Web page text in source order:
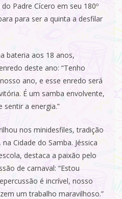
Padre Cícero em seu 180º
para ser a quinta a desfilar
bateria aos 18 anos,
deste ano: “Tenho
ano, e esse enredo será
É um samba envolvente,
a energia.”
nos minidesfiles, tradição
Cidade do Samba. Jéssica
destaca a paixão pelo
de carnaval: “Estou
é incrível, nosso
um trabalho maravilhoso.”